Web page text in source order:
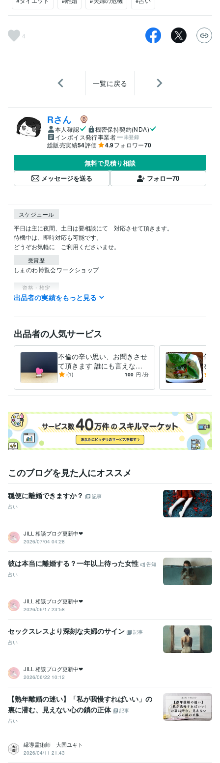
4
一覧に戻る
Rさん
本人確認
機密保持契約(NDA)
インボイス発行事業者
未登録
総販売実績54評価 4.9フォロワー70
無料で見積り相談
メッセージを送る
フォロー70
スケジュール
平日は主に夜間、土日は要相談にて　対応させて頂きます。
待機中は、即時対応も可能です。
どうぞお気軽に　ご利用くださいませ。
受賞歴
しまのわ博覧会ワークショップ
資格・検定
メディカルハーブコーディネーター
その他ツール
悩み相談・カウンセリング
お話を聞いて、問題点を客観的に挙げら
心と体が軽くなる、ゆるゆるダイエット指南
出品者の実績をもっと見る
出品者の人気サービス
不倫の辛い思い、お聞きさせ
て頂きます 誰にも言えない
関係のお悩み、話してすっき
-(1) 100 円 /分
化学
を教
から
このブログを見た人にオススメ
穏便に離婚できますか？
記事
占い
JILL 相談ブログ更新中❤︎
2026/07/04 04:28
彼は本当に離婚する？一年以上待った女性
告知
占い
JILL 相談ブログ更新中❤︎
2026/06/17 23:58
セックスレスより深刻な夫婦のサイン
記事
占い
JILL 相談ブログ更新中❤︎
2026/06/22 10:12
【熟年離婚の迷い】「私が我慢すればいい」の
裏に潜む、見えない心の鎖の正体
記事
占い
縁導霊術師 大国ユキト
2026/04/11 21:43